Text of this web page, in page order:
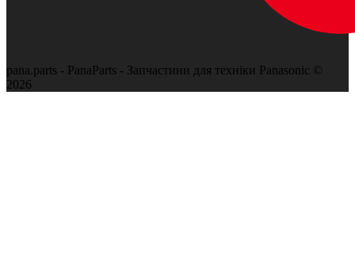
pana.parts - PanaParts - Запчастини для техніки Panasonic ©
2026